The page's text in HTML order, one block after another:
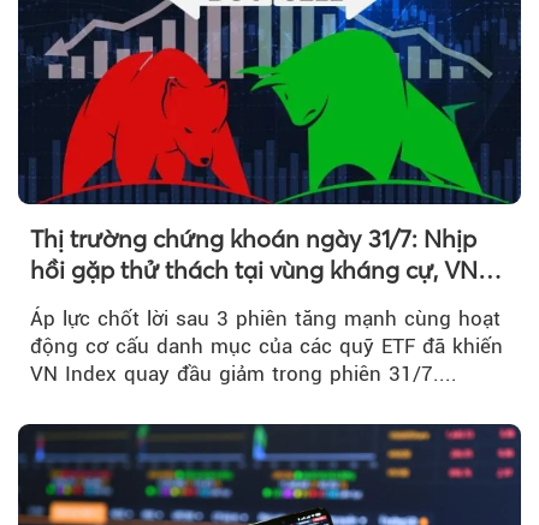
Thị trường chứng khoán ngày 31/7: Nhịp
hồi gặp thử thách tại vùng kháng cự, VN
Index giảm gần 9 điểm trong phiên cuối...
Áp lực chốt lời sau 3 phiên tăng mạnh cùng hoạt
động cơ cấu danh mục của các quỹ ETF đã khiến
VN Index quay đầu giảm trong phiên 31/7....